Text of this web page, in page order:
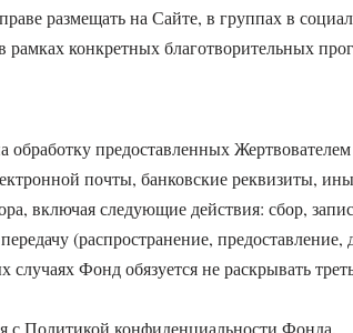
размещать на Сайте, в группах в
рамках конкретных благотворительных
обработку предоставленных
почты, банковские реквизиты,
включая следующие действия: сбор,
(распространение,
случаях Фонд обязуется не раскрывать
с Политикой конфиденциальности Фонда.